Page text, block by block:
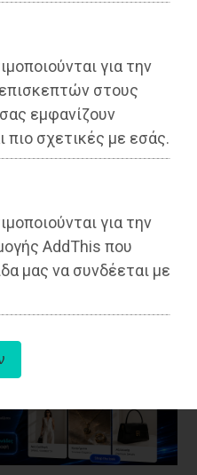
για την
στους
εμφανίζουν
πιο σχετικές με εσάς.
για την
AddThis που
μας να συνδέεται με
οι εργασίες
Λιμανάκι -
κατοίκων για